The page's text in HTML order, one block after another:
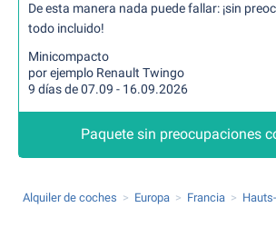
De esta manera nada puede fallar: ¡sin
todo incluido!
Minicompacto
por ejemplo Renault Twingo
9 días de 07.09 - 16.09.2026
Paquete sin preocupaciones
Alquiler de coches Europa Francia